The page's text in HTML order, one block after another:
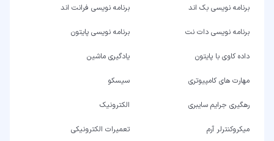
برنامه نویسی بک اند برنامه نویسی فرانت اند
برنامه نویسی دات نت برنامه نویسی پایتون
داده کاوی با پایتون یادگیری ماشین
مهارت های کامپیوتری سیسکو
رهگیری جرایم سایبری الکترونیک
میکروکنترلر آرم تعمیرات الکترونیکی